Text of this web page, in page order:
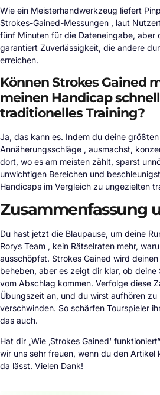
Wie ein Meisterhandwerkzeug liefert
Strokes-Gained-Messungen , laut
fünf Minuten für die Dateneingabe, aber
garantiert Zuverlässigkeit, die andere
erreichen.
Können Strokes Gained
meinen Handicap
traditionelles Training?
Ja, das kann es. Indem du deine
Annäherungsschläge , ausmachst,
dort, wo es am meisten zählt, sparst
unwichtigen Bereichen und
Handicaps im Vergleich zu ungezielten
Zusammenfassung
Du hast jetzt die Blaupause, um deine
Rorys Team , kein Rätselraten mehr,
ausschöpfst. Strokes Gained wird
beheben, aber es zeigt dir klar, ob deine
vom Abschlag kommen. Verfolge diese
Übungszeit an, und du wirst aufhören
verschwinden. So schärfen Tourspieler
das auch.
Hat dir „Wie ‚Strokes Gained‘
wir uns sehr freuen, wenn du den Artikel
da lässt. Vielen Dank!